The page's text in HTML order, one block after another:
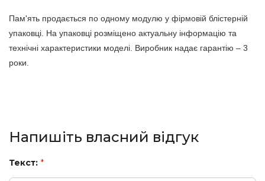
Пам'ять продається по одному модулю у фірмовій блістерній
упаковці. На упаковці розміщено актуальну інформацію та
технічні характеристики моделі. Виробник надає гарантію – 3
роки.
Напишіть власний відгук
Текст: *